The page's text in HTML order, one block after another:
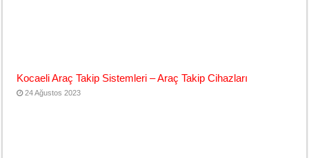
Kocaeli Araç Takip Sistemleri – Araç Takip Cihazları
24 Ağustos 2023